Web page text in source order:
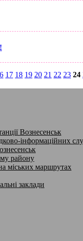
17 18 19 20 21 22 23 24
Вознесенськ
інформаційних
району
міських маршрутах
заклади